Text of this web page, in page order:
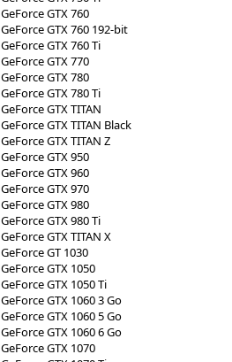
GeForce GTX 760
GeForce GTX 760 192-bit
GeForce GTX 760 Ti
GeForce GTX 770
GeForce GTX 780
GeForce GTX 780 Ti
GeForce GTX TITAN
GeForce GTX TITAN Black
GeForce GTX TITAN Z
GeForce GTX 950
GeForce GTX 960
GeForce GTX 970
GeForce GTX 980
GeForce GTX 980 Ti
GeForce GTX TITAN X
GeForce GT 1030
GeForce GTX 1050
GeForce GTX 1050 Ti
GeForce GTX 1060 3 Go
GeForce GTX 1060 5 Go
GeForce GTX 1060 6 Go
GeForce GTX 1070